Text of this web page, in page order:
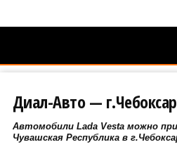
Диал-Авто —
Автомобили Lada Vesta можно
Чувашская Республика в